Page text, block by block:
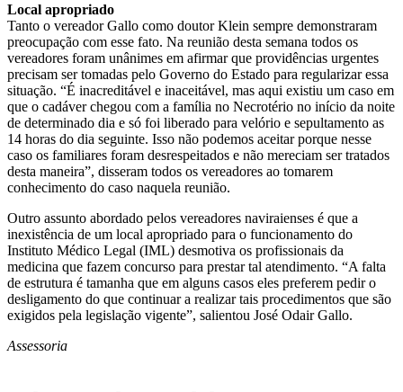
Local apropriado
Tanto o vereador Gallo como doutor Klein sempre demonstraram
preocupação com esse fato. Na reunião desta semana todos os
vereadores foram unânimes em afirmar que providências urgentes
precisam ser tomadas pelo Governo do Estado para regularizar essa
situação. “É inacreditável e inaceitável, mas aqui existiu um caso em
que o cadáver chegou com a família no Necrotério no início da noite
de determinado dia e só foi liberado para velório e sepultamento as
14 horas do dia seguinte. Isso não podemos aceitar porque nesse
caso os familiares foram desrespeitados e não mereciam ser tratados
desta maneira”, disseram todos os vereadores ao tomarem
conhecimento do caso naquela reunião.
Outro assunto abordado pelos vereadores naviraienses é que a
inexistência de um local apropriado para o funcionamento do
Instituto Médico Legal (IML) desmotiva os profissionais da
medicina que fazem concurso para prestar tal atendimento. “A falta
de estrutura é tamanha que em alguns casos eles preferem pedir o
desligamento do que continuar a realizar tais procedimentos que são
exigidos pela legislação vigente”, salientou José Odair Gallo.
Assessoria